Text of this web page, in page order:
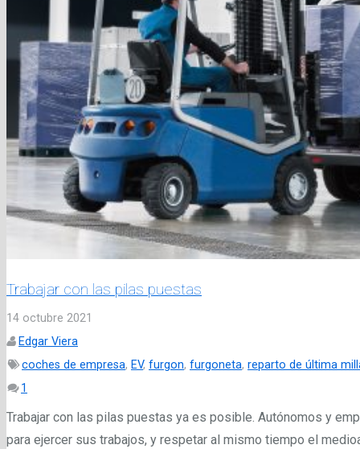
Trabajar con las pilas puestas
14 octubre 2021
Edgar Viera
coches de empresa, EV, furgon, furgoneta, reparto de última
1
Trabajar con las pilas puestas ya es posible. Autónomos y
para ejercer sus trabajos, y respetar al mismo tiempo el